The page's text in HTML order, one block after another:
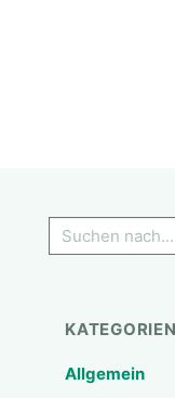
KATEGORIEN
Allgemein